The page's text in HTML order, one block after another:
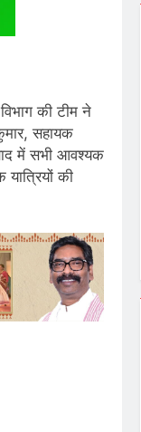
की टीम ने
सहायक
में सभी आवश्यक
यात्रियों की